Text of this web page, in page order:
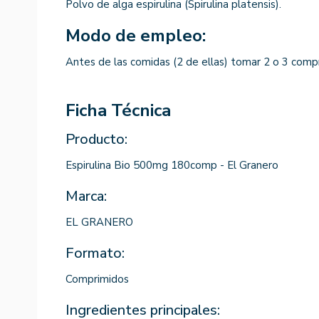
Polvo de alga espirulina (Spirulina platensis).
Modo de empleo:
Antes de las comidas (2 de ellas) tomar 2 o 3
Ficha Técnica
Producto:
Espirulina Bio 500mg 180comp - El Granero
Marca:
EL GRANERO
Formato:
Comprimidos
Ingredientes principales: